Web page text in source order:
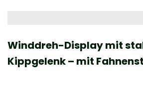
Winddreh-Display mit
Kippgelenk – mit